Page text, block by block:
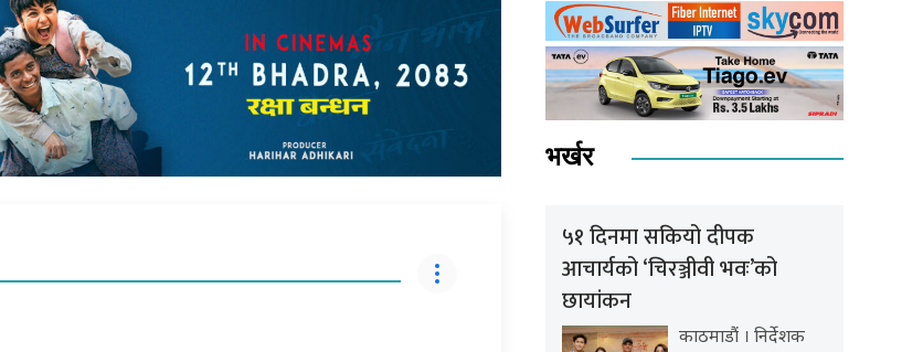
भर्खर
५१ दिनमा सकियो दीपक
आचार्यको ‘चिरञ्जीवी भवः’को
छायांकन
काठमाडौं । निर्देशक